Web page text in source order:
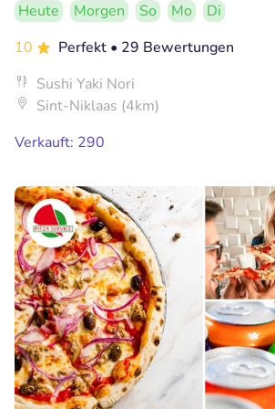
Heute Morgen So Mo
Di
10
Perfekt • 29 Bewertungen
Sushi Yaki Nori
Sint-Niklaas (4km)
Verkauft: 290